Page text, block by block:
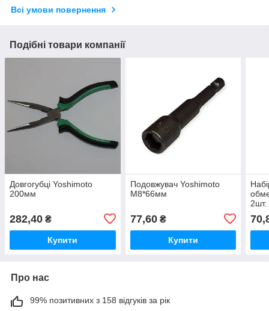
Всі умови повернення
Подібні товари компанії
Довгогубці Yoshimoto
200мм
282,40 ₴
Купити
Подовжувач Yoshimoto
M8*66мм
77,60₴
Купити
2шт.
Про нас
99% позитивних з 158 відгуків за рік